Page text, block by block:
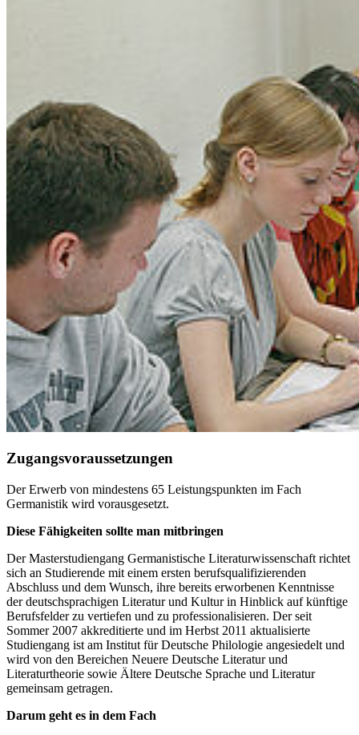
Zugangsvoraussetzungen
Der Erwerb von mindestens 65 Leistungspunkten im Fach
Germanistik wird vorausgesetzt.
Diese Fähigkeiten sollte man mitbringen
Der Masterstudiengang Germanistische Literaturwissenschaft richtet
sich an Studierende mit einem ersten berufsqualifizierenden
Abschluss und dem Wunsch, ihre bereits erworbenen Kenntnisse
der deutschsprachigen Literatur und Kultur in Hinblick auf künftige
Berufsfelder zu vertiefen und zu professionalisieren. Der seit
Sommer 2007 akkreditierte und im Herbst 2011 aktualisierte
Studiengang ist am Institut für Deutsche Philologie angesiedelt und
wird von den Bereichen Neuere Deutsche Literatur und
Literaturtheorie sowie Ältere Deutsche Sprache und Literatur
gemeinsam getragen.
Darum geht es in dem Fach